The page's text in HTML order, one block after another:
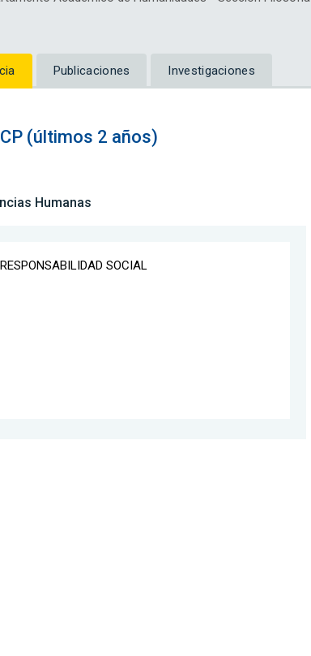
Publicaciones Investigaciones
(últimos 2 años)
Humanas
SOCIAL